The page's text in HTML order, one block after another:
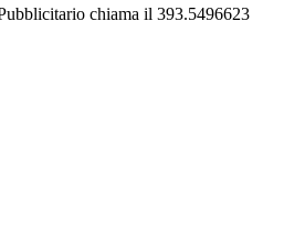
chiama il 393.5496623